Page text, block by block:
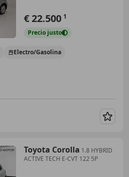
€ 22.500 1
Precio justo
Electro/Gasolina
Toyota Corolla 1.8 HYBRID
ACTIVE TECH E-CVT 122 5P